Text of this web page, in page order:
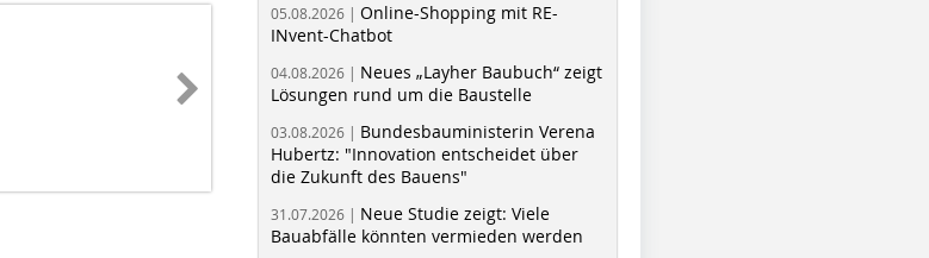
05.08.2026 | Online-Shopping mit RE-
INvent-Chatbot
04.08.2026 | Neues „Layher Baubuch“ zeigt
Lösungen rund um die Baustelle
03.08.2026 | Bundesbauministerin Verena
Hubertz: "Innovation entscheidet über
die Zukunft des Bauens"
31.07.2026 | Neue Studie zeigt: Viele
Bauabfälle könnten vermieden werden